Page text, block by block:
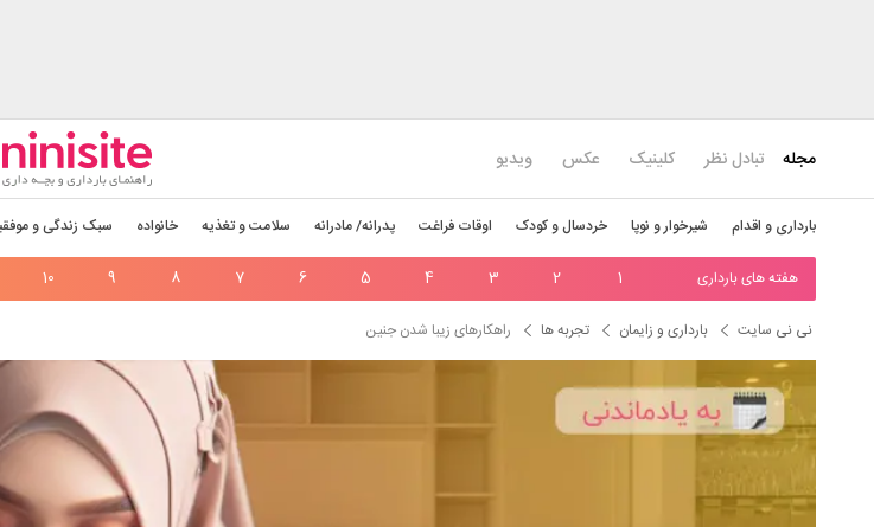
مجله تبادل نظر کلینیک عکس ویدیو
بارداری و اقدام شیرخوار و نوپا خردسال و کودک اوقات فراغت پدرانه/ مادرانه سلامت و تغذیه خانواده سبک زندگی و
هفته های بارداری 1
2
3
4
5
6
7
8
9
10
نی نی سایت بارداری و زایمان تجربه ها راهکار‌های زیبا شدن جنین